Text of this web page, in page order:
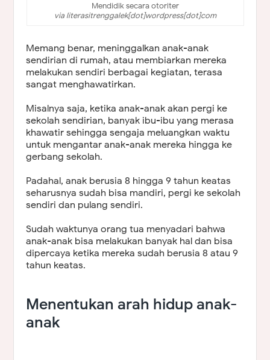
Mendidik secara otoriter
via literasitrenggalek[dot]wordpress[dot]com
Memang benar, meninggalkan anak-anak
sendirian di rumah, atau membiarkan mereka
melakukan sendiri berbagai kegiatan, terasa
sangat menghawatirkan.
Misalnya saja, ketika anak-anak akan pergi ke
sekolah sendirian, banyak ibu-ibu yang merasa
khawatir sehingga sengaja meluangkan waktu
untuk mengantar anak-anak mereka hingga ke
gerbang sekolah.
Padahal, anak berusia 8 hingga 9 tahun keatas
seharusnya sudah bisa mandiri, pergi ke sekolah
sendiri dan pulang sendiri.
Sudah waktunya orang tua menyadari bahwa
anak-anak bisa melakukan banyak hal dan bisa
dipercaya ketika mereka sudah berusia 8 atau 9
tahun keatas.
Menentukan arah hidup anak-
anak